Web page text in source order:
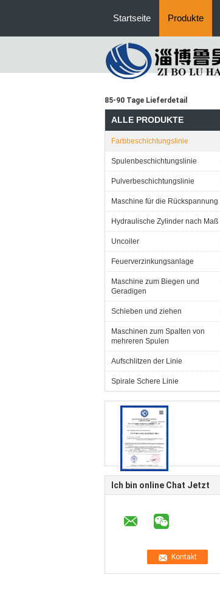
Startseite Produkte
85-90 Tage Lieferdetail
ALLE PRODUKTE
Farbbeschichtungslinie
Spulenbeschichtungslinie
Pulverbeschichtungslinie
Maschine für die Rückspannung
Hydraulische Zylinder nach Maß
Uncoiler
Feuerverzinkungsanlage
Maschine zum Biegen und
Geradigen
Schieben und ziehen
Maschinen zum Spalten von
mehreren Spulen
Aufschlitzen der Linie
Spirale Schere Linie
Ich bin online Chat Jetzt